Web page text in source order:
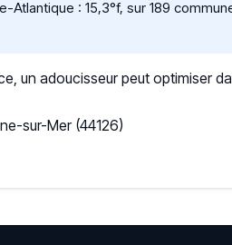
: 15,3°f, sur 189
un adoucisseur peut optimiser
sur-Mer (44126)